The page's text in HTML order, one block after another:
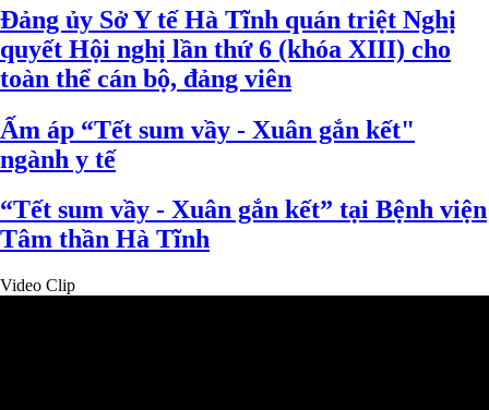
Đảng ủy Sở Y tế Hà Tĩnh quán triệt Nghị
quyết Hội nghị lần thứ 6 (khóa XIII) cho
toàn thể cán bộ, đảng viên
Ấm áp “Tết sum vầy - Xuân gắn kết"
ngành y tế
“Tết sum vầy - Xuân gắn kết” tại Bệnh viện
Tâm thần Hà Tĩnh
Video Clip